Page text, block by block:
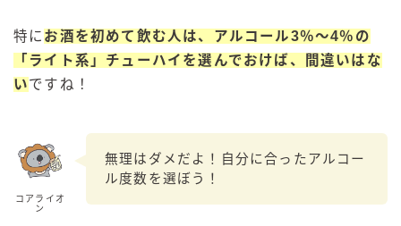
特に お酒を初めて飲む人は、アルコール3％～4％の
「ライト系」チューハイを選んでおけば、間違いはな
いですね！
コアライオ
ン
無理はダメだよ！自分に合ったアルコー
ル度数を選ぼう！